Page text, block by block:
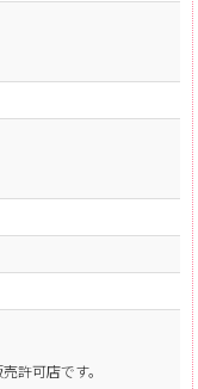
許可店です。